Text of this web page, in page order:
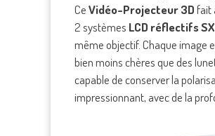
CeVidéo-Projecteur 3Dfait
2 systèmes LCD réflectifs
même objectif. Chaque image
bien moins chères que des
capable de conserver la
impressionnant, avec de la